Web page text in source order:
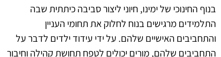
בנוף החינוכי של ימינו, חיוני ליצור סביבה כיתתית שבה
התלמידים מרגישים בנוח לחלוק את תחומי העניין
והתחביבים האישיים שלהם. על ידי עידוד ילדים לדבר על
התחביבים שלהם, מורים יכולים לטפח תחושת קהילה וחיבור